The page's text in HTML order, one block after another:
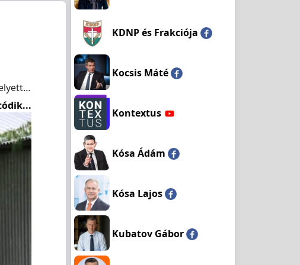
KDNP és Frakciója
Kocsis Máté
Kontextus
Kósa Ádám
Kósa Lajos
Kubatov Gábor